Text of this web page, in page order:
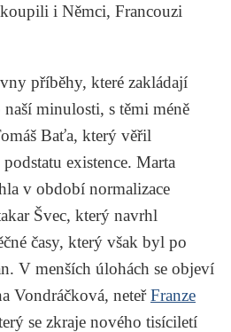
i Němci, Francouzi
příběhy, které zakládají
minulosti, s těmi méně
Baťa, který věřil
existence. Marta
v období normalizace
Švec, který navrhl
časy, který však byl po
V menších úlohách se objeví
Vondráčková, neteřFranze
se zkraje nového tisíciletí